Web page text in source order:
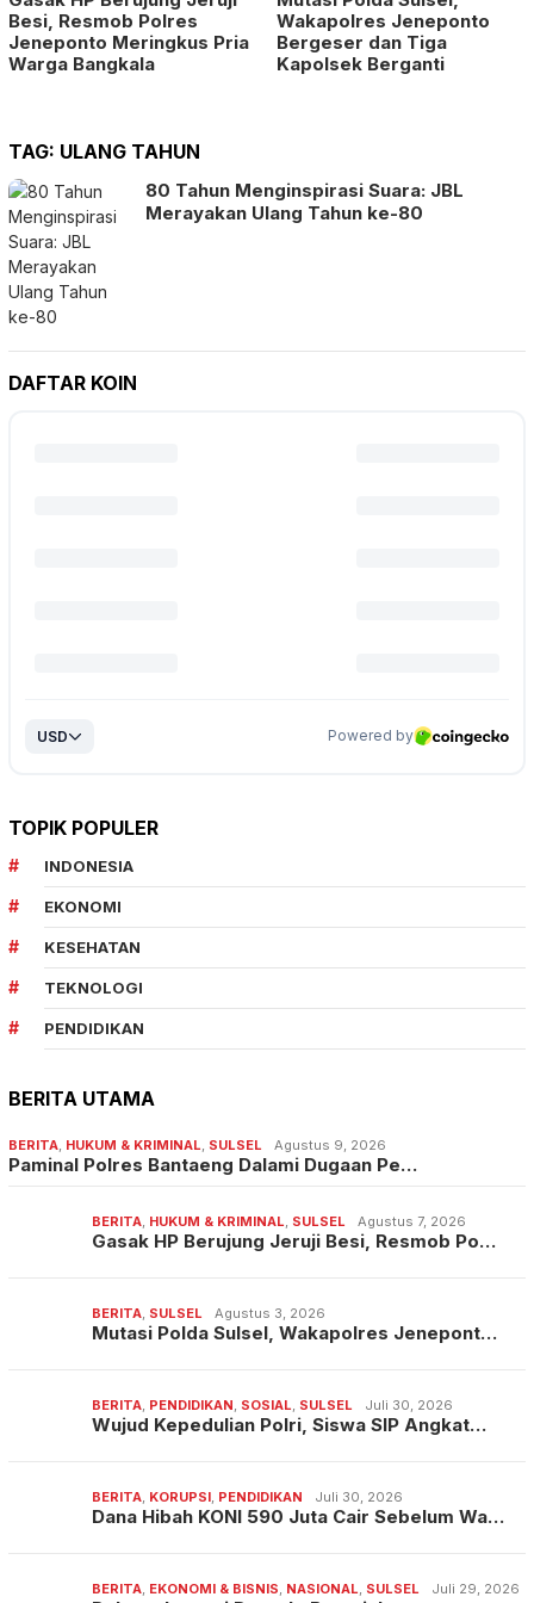
Besi, Resmob Polres
Jeneponto Meringkus Pria
Warga Bangkala
Wakapolres Jeneponto
Bergeser dan Tiga
Kapolsek Berganti
TAG: ULANG TAHUN
80 Tahun Menginspirasi Suara: JBL
Merayakan Ulang Tahun ke-80
DAFTAR KOIN
TOPIK POPULER
INDONESIA
EKONOMI
KESEHATAN
TEKNOLOGI
PENDIDIKAN
BERITA UTAMA
BERITA HUKUM & KRIMINAL SULSEL Agustus 9, 2026
Paminal Polres Bantaeng Dalami Dugaan Pe…
BERITA HUKUM & KRIMINAL SULSEL Agustus 7, 2026
Gasak HP Berujung Jeruji Besi, Resmob Po…
BERITA SULSEL Agustus 3, 2026
Mutasi Polda Sulsel, Wakapolres Jenepont…
BERITA PENDIDIKAN SOSIAL SULSEL Juli 30, 2026
Wujud Kepedulian Polri, Siswa SIP Angkat…
BERITA KORUPSI PENDIDIKAN Juli 30, 2026
Dana Hibah KONI 590 Juta Cair Sebelum Wa…
BERITA EKONOMI & BISNIS NASIONAL SULSEL Juli 29, 2026